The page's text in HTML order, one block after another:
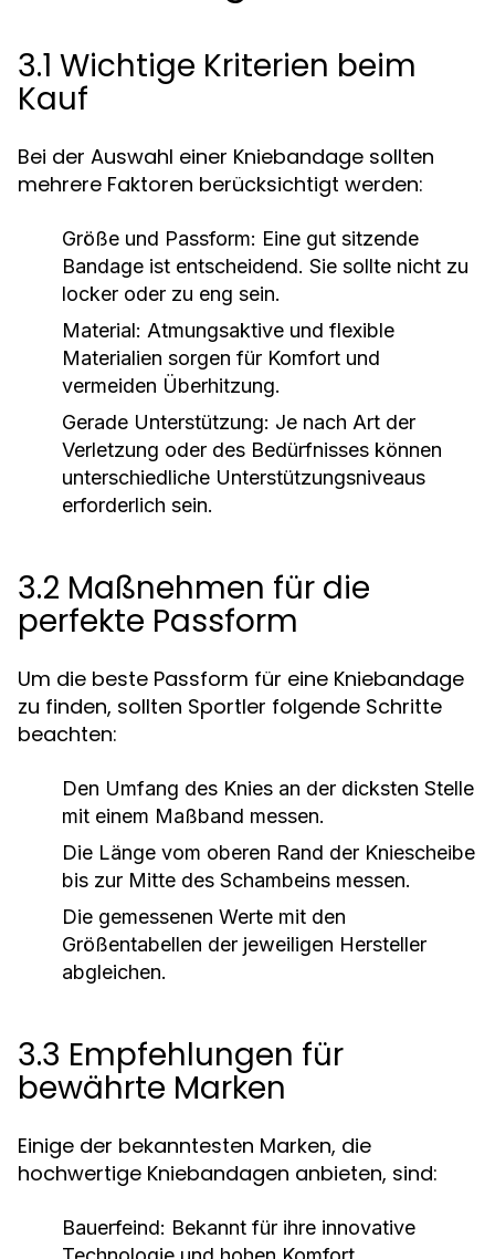
3.1 Wichtige Kriterien beim
Kauf
Bei der Auswahl einer Kniebandage sollten
mehrere Faktoren berücksichtigt werden:
Größe und Passform: Eine gut sitzende
Bandage ist entscheidend. Sie sollte nicht zu
locker oder zu eng sein.
Material: Atmungsaktive und flexible
Materialien sorgen für Komfort und
vermeiden Überhitzung.
Gerade Unterstützung: Je nach Art der
Verletzung oder des Bedürfnisses können
unterschiedliche Unterstützungsniveaus
erforderlich sein.
3.2 Maßnehmen für die
perfekte Passform
Um die beste Passform für eine Kniebandage
zu finden, sollten Sportler folgende Schritte
beachten:
Den Umfang des Knies an der dicksten Stelle
mit einem Maßband messen.
Die Länge vom oberen Rand der Kniescheibe
bis zur Mitte des Schambeins messen.
Die gemessenen Werte mit den
Größentabellen der jeweiligen Hersteller
abgleichen.
3.3 Empfehlungen für
bewährte Marken
Einige der bekanntesten Marken, die
hochwertige Kniebandagen anbieten, sind:
Bauerfeind: Bekannt für ihre innovative